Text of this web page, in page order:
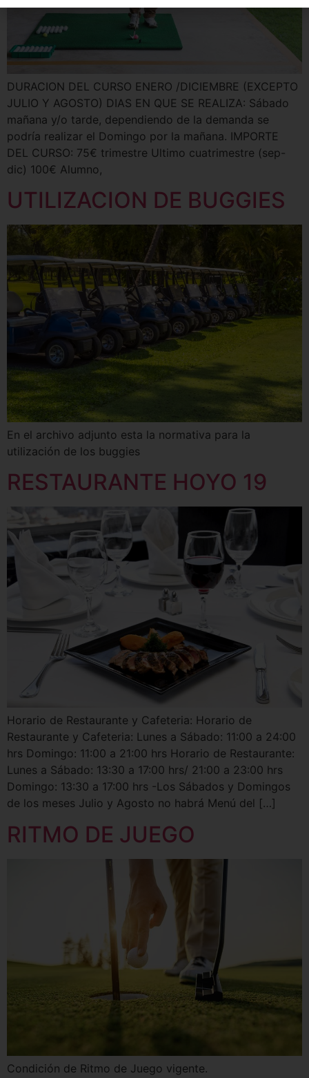
DURACION DEL CURSO ENERO /DICIEMBRE (EXCEPTO
JULIO Y AGOSTO) DIAS EN QUE SE REALIZA: Sábado
mañana y/o tarde, dependiendo de la demanda se
podría realizar el Domingo por la mañana. IMPORTE
DEL CURSO: 75€ trimestre Ultimo cuatrimestre (sep-
dic) 100€ Alumno,
UTILIZACION DE BUGGIES
En el archivo adjunto esta la normativa para la
utilización de los buggies
RESTAURANTE HOYO 19
Horario de Restaurante y Cafeteria: Horario de
Restaurante y Cafeteria: Lunes a Sábado: 11:00 a 24:00
hrs Domingo: 11:00 a 21:00 hrs Horario de Restaurante:
Lunes a Sábado: 13:30 a 17:00 hrs/ 21:00 a 23:00 hrs
Domingo: 13:30 a 17:00 hrs -Los Sábados y Domingos
de los meses Julio y Agosto no habrá Menú del […]
RITMO DE JUEGO
Condición de Ritmo de Juego vigente.